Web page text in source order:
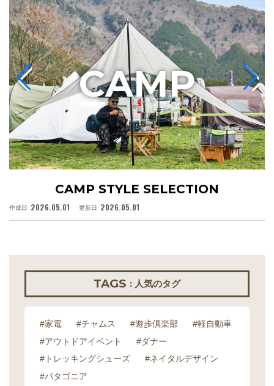
CAMP STYLE SELECTION
作成日 2026.05.01 更新日 2026.05.01
CAMP
TAGS : 人気のタグ
#家電 #チャムス #遊歩倶楽部
#軽自動車
#アウトドアイベント
#ダナー
#トレッキングシューズ
#ネイタルデザイン
#パタゴニア